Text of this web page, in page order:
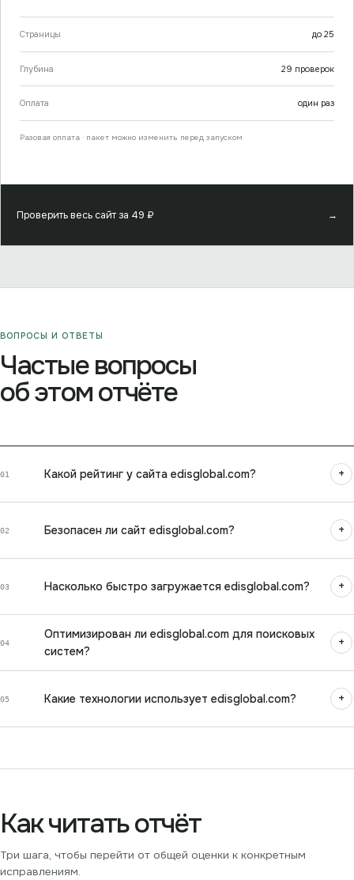
Страницы до 25
Глубина 29 проверок
Оплата один раз
Разовая оплата · пакет можно изменить перед запуском
Проверить весь сайт за 49 ₽ →
ВОПРОСЫ И ОТВЕТЫ
Частые вопросы
об этом отчёте
01 Какой рейтинг у сайта edisglobal.com? +
02 Безопасен ли сайт edisglobal.com? +
03 Насколько быстро загружается edisglobal.com? +
04
Оптимизирован ли edisglobal.com для поисковых
систем?
+
05 Какие технологии использует edisglobal.com? +
Как читать отчёт
Три шага, чтобы перейти от общей оценки к конкретным
исправлениям.